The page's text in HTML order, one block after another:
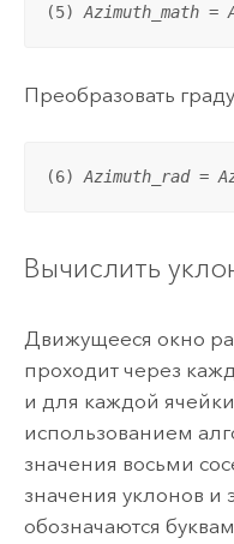
(5) Azimuth_math =
Преобразовать
(6) Azimuth_rad =
Вычислить
Движущееся окно
проходит через
и для каждой
использованием
значения восьми
значения уклонов и
обозначаются